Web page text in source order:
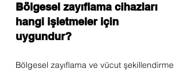
Bölgesel zayıflama cihazları
hangi işletmeler için
uygundur?
Bölgesel zayıflama ve vücut şekillendirme